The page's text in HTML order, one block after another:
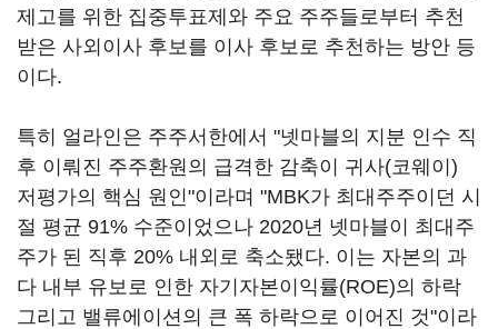
제고를 위한 집중투표제와 주요 주주들로부터 추천
받은 사외이사 후보를 이사 후보로 추천하는 방안 등
이다.
특히 얼라인은 주주서한에서 "넷마블의 지분 인수 직
후 이뤄진 주주환원의 급격한 감축이 귀사(코웨이)
저평가의 핵심 원인"이라며 "MBK가 최대주주이던 시
절 평균 91% 수준이었으나 2020년 넷마블이 최대주
주가 된 직후 20% 내외로 축소됐다. 이는 자본의 과
다 내부 유보로 인한 자기자본이익률(ROE)의 하락
그리고 밸류에이션의 큰 폭 하락으로 이어진 것"이라